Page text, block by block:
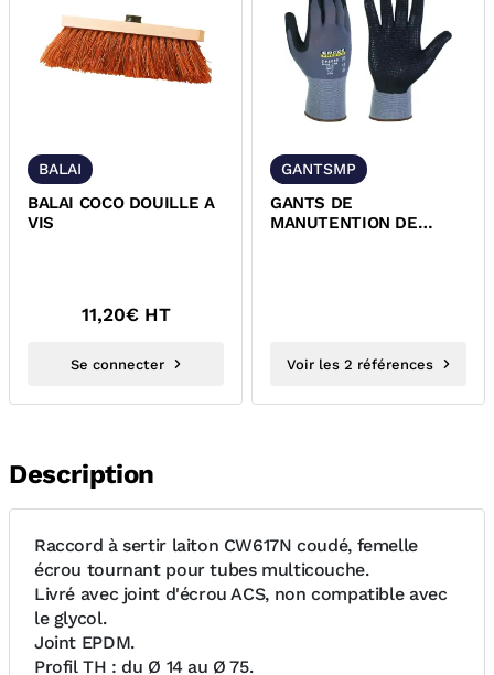
BALAI
BALAI COCO DOUILLE A
VIS
11,20€ HT
Se connecter
GANTSMP
GANTS DE
MANUTENTION DE
Voir les 2 références
Description
Raccord à sertir laiton CW617N coudé, femelle
écrou tournant pour tubes multicouche.
Livré avec joint d'écrou ACS, non compatible avec
le glycol.
Joint EPDM.
Profil TH : du Ø 14 au Ø 75.